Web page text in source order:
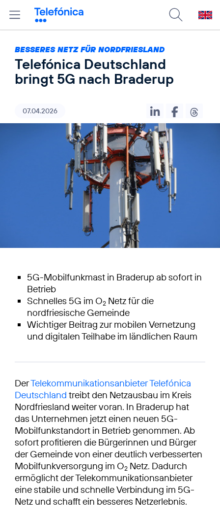
BESSERES NETZ FÜR NORDFRIESLAND
Telefónica Deutschland
bringt 5G nach Braderup
07.04.2026
5G-Mobilfunkmast in Braderup ab sofort in
Betrieb
Schnelles 5G im O2 Netz für die
nordfriesische Gemeinde
Wichtiger Beitrag zur mobilen Vernetzung
und digitalen Teilhabe im ländlichen Raum
DerTelekommunikationsanbieter Telefónica
Deutschland treibt den Netzausbau im Kreis
Nordfriesland weiter voran. In Braderup hat
das Unternehmen jetzt einen neuen 5G-
Mobilfunkstandort in Betrieb genommen. Ab
sofort profitieren die Bürgerinnen und Bürger
der Gemeinde von einer deutlich verbesserten
Mobilfunkversorgung im O2 Netz. Dadurch
ermöglicht der Telekommunikationsanbieter
eine stabile und schnelle Verbindung im 5G-
Netz und schafft ein besseres Netzerlebnis.